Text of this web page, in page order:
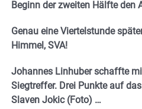
Beginn der zweiten Hälfte den
Genau eine Viertelstunde
Himmel, SVA!
Johannes Linhuber schaffte
Siegtreffer. Drei Punkte auf
Slaven Jokic (Foto) …